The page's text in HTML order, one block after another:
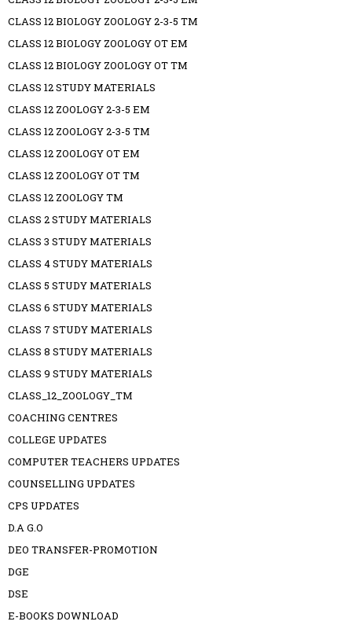
CLASS 12 BIOLOGY ZOOLOGY 2-3-5 TM
CLASS 12 BIOLOGY ZOOLOGY OT EM
CLASS 12 BIOLOGY ZOOLOGY OT TM
CLASS 12 STUDY MATERIALS
CLASS 12 ZOOLOGY 2-3-5 EM
CLASS 12 ZOOLOGY 2-3-5 TM
CLASS 12 ZOOLOGY OT EM
CLASS 12 ZOOLOGY OT TM
CLASS 12 ZOOLOGY TM
CLASS 2 STUDY MATERIALS
CLASS 3 STUDY MATERIALS
CLASS 4 STUDY MATERIALS
CLASS 5 STUDY MATERIALS
CLASS 6 STUDY MATERIALS
CLASS 7 STUDY MATERIALS
CLASS 8 STUDY MATERIALS
CLASS 9 STUDY MATERIALS
CLASS_12_ZOOLOGY_TM
COACHING CENTRES
COLLEGE UPDATES
COMPUTER TEACHERS UPDATES
COUNSELLING UPDATES
CPS UPDATES
D.A G.O
DEO TRANSFER-PROMOTION
DGE
DSE
E-BOOKS DOWNLOAD